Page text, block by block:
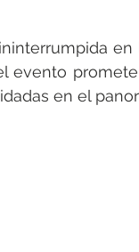
evento
en el